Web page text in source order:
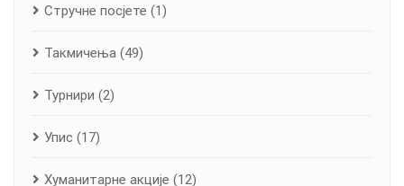
Стручне посјете (1)
Такмичења (49)
Турнири (2)
Упис (17)
Хуманитарне aкције (12)